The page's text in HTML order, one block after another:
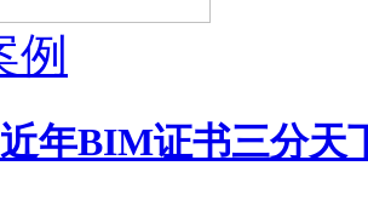
例
年BIM证书三分天